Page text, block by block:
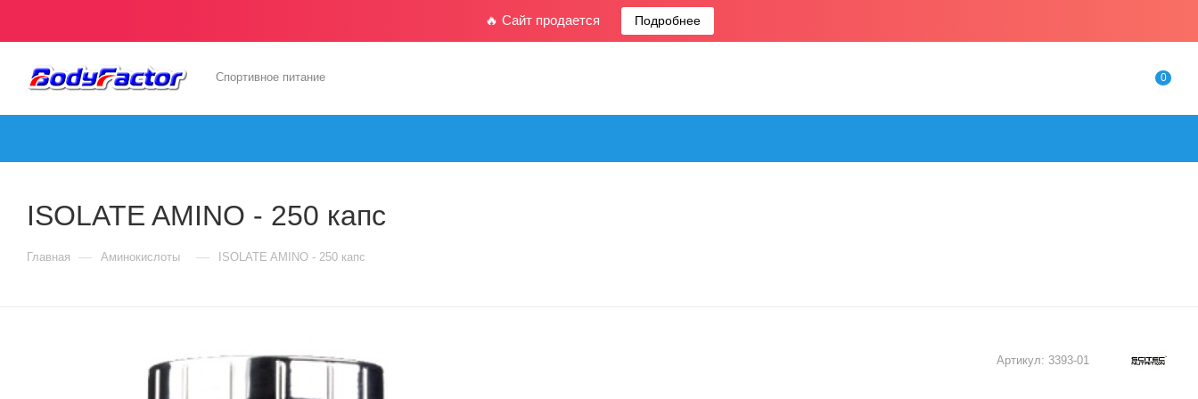
🔥 Сайт продается Подробнее
Спортивное питание 0
ISOLATE AMINO - 250 капс
Главная — Аминокислоты — ISOLATE AMINO - 250 капс
Артикул: 3393-01